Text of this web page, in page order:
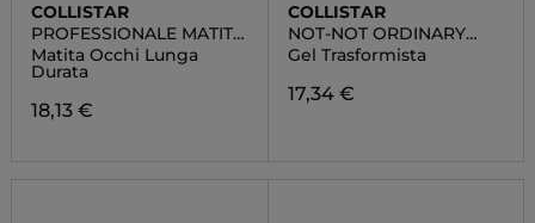
COLLISTAR
PROFESSIONALE MATITA
OCCHI
Matita Occhi Lunga
Durata
18,13 €
COLLISTAR
NOT-NOT ORDINARY
TREATMENT
Gel Trasformista
17,34 €